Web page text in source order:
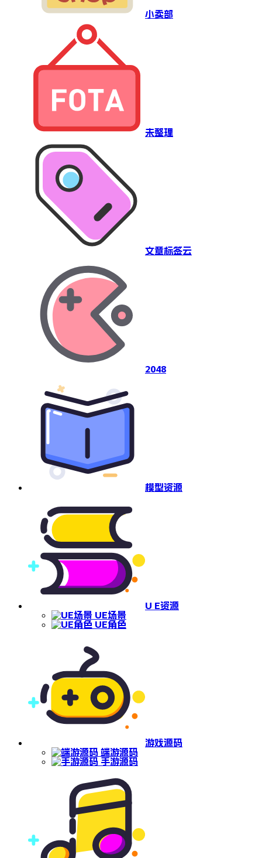
小卖部
未整理
文章标签云
2048
模型资源
U E资源
UE场景
UE角色
游戏源码
端游源码
手游源码